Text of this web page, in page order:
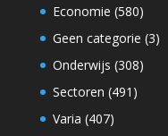
Economie (580)
Geen categorie (3)
Onderwijs (308)
Sectoren (491)
Varia (407)